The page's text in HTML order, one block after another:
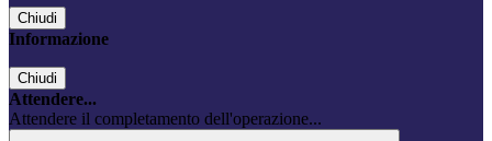
Chiudi
Informazione
Chiudi
Attendere...
Attendere il completamento dell'operazione...